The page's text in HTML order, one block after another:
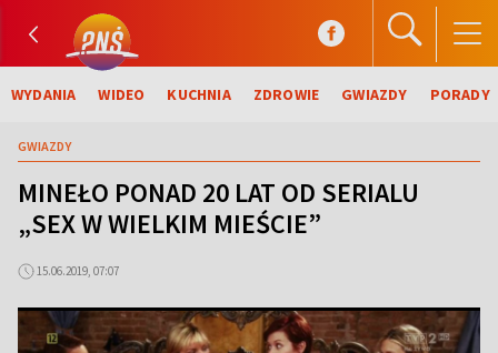
WYDANIA WIDEO KUCHNIA ZDROWIE GWIAZDY PORADY
GWIAZDY
MINEŁO PONAD 20 LAT OD SERIALU
„SEX W WIELKIM MIEŚCIE”
15.06.2019, 07:07